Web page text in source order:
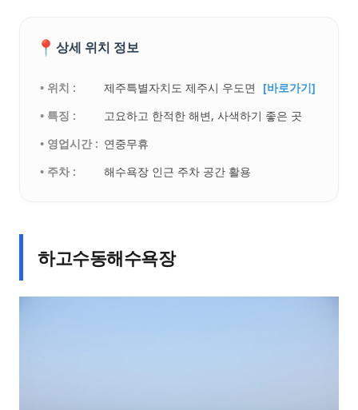
📍 상세 위치 정보
• 위치 : 제주특별자치도 제주시 우도면
[바로가기]
• 특징 :
고요하고 한적한 해변, 사색하기 좋은 곳
• 영업시간 : 연중무휴
• 주차 :
해수욕장 인근 주차 공간 활용
하고수동해수욕장